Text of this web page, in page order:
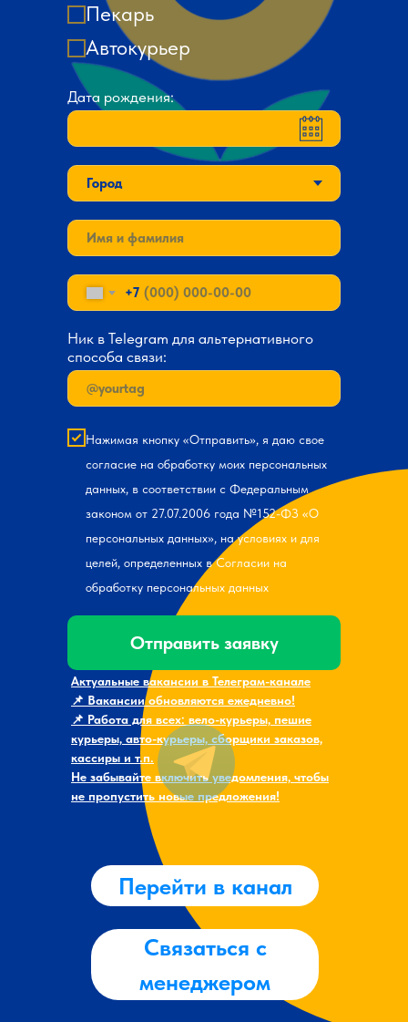
Пекарь
Автокурьер
Дата рождения:
+7
Ник в Telegram для альтернативного
способа связи:
Нажимая кнопку «Отправить», я даю свое
согласие на обработку моих персональных
данных, в соответствии с Федеральным
законом от 27.07.2006 года №152-ФЗ «О
персональных данных», на условиях и для
целей, определенных в Согласии на
обработку персональных данных
Отправить заявку
Актуальные вакансии в Телеграм-канале
📌 Вакансии обновляются ежедневно!
📌 Работа для всех: вело-курьеры, пешие
курьеры, авто-курьеры, сборщики заказов,
кассиры и т.п.
Не забывайте включить уведомления, чтобы
не пропустить новые предложения!
Перейти в канал
Связаться с
менеджером